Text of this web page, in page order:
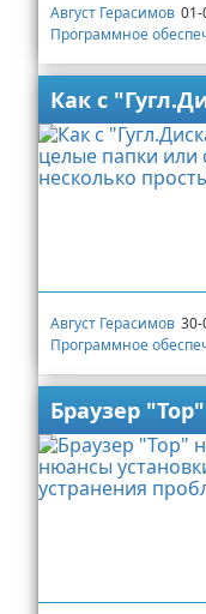
Август Герасимов 01-
Программное
Как с
Август Герасимов 30-
Программное
Браузер